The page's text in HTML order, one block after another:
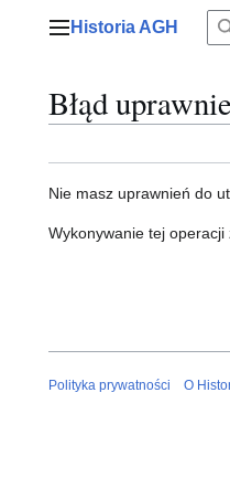
Menu główne
Historia AGH
Błąd
Nie masz uprawnień do
Wykonywanie tej
Polityka prywatności O